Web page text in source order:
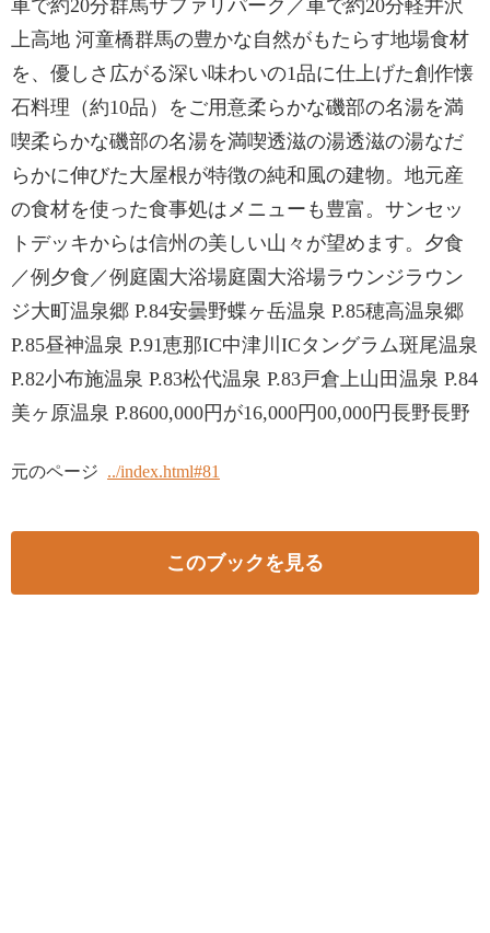
車で約20分群馬サファリパーク／車で約20分軽井沢
上高地 河童橋群馬の豊かな自然がもたらす地場食材
を、優しさ広がる深い味わいの1品に仕上げた創作懐
石料理（約10品）をご用意柔らかな磯部の名湯を満
喫柔らかな磯部の名湯を満喫透滋の湯透滋の湯なだ
らかに伸びた大屋根が特徴の純和風の建物。地元産
の食材を使った食事処はメニューも豊富。サンセッ
トデッキからは信州の美しい山々が望めます。夕食
／例夕食／例庭園大浴場庭園大浴場ラウンジラウン
ジ大町温泉郷 P.84安曇野蝶ヶ岳温泉 P.85穂高温泉郷
P.85昼神温泉 P.91恵那IC中津川ICタングラム斑尾温泉
P.82小布施温泉 P.83松代温泉 P.83戸倉上山田温泉 P.84
美ヶ原温泉 P.8600,000円が16,000円00,000円長野長野
元のページ ../index.html#81
このブックを見る